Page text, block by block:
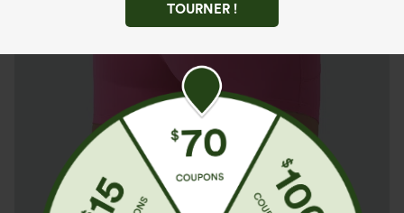
TOURNER !